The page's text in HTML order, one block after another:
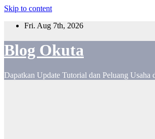
Skip to content
Fri. Aug 7th, 2026
Blog Okuta
Dapatkan Update Tutorial dan Peluang